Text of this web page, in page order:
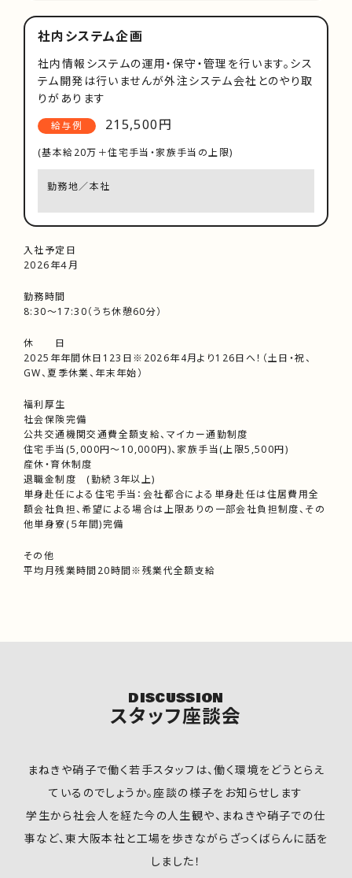
社内システム企画
社内情報システムの運用・保守・管理を行います。シス
テム開発は行いませんが外注システム会社とのやり取
りがあります
給与例 215,500円
(基本給20万＋住宅手当・家族手当の上限)
勤務地／本社
入社予定日
2026年４月
勤務時間
8:30～17:30（うち休憩60分）
休 日
2025年年間休日123日※2026年4月より126日へ！（土日・祝、
GW、夏季休業、年末年始）
福利厚生
社会保険完備
公共交通機関交通費全額支給、マイカー通勤制度
住宅手当(5,000円～10,000円)、家族手当(上限5,500円)
産休・育休制度
退職金制度 (勤続３年以上)
単身赴任による住宅手当：会社都合による単身赴任は住居費用全
額会社負担、希望による場合は上限ありの一部会社負担制度、その
他単身寮(５年間)完備
その他
平均月残業時間20時間※残業代全額支給
DISCUSSION
スタッフ座談会
まねきや硝子で働く若手スタッフは、働く環境をどうとらえ
ているのでしょうか。座談の様子をお知らせします
学生から社会人を経た今の人生観や、まねきや硝子での仕
事など、東大阪本社と工場を歩きながらざっくばらんに話を
しました！